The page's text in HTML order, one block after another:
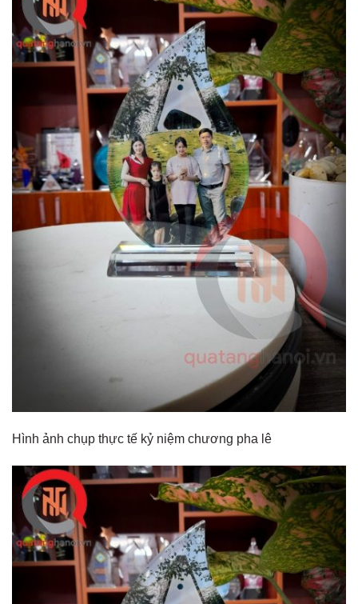
Hình ảnh chụp thực tế kỷ niệm chương pha lê